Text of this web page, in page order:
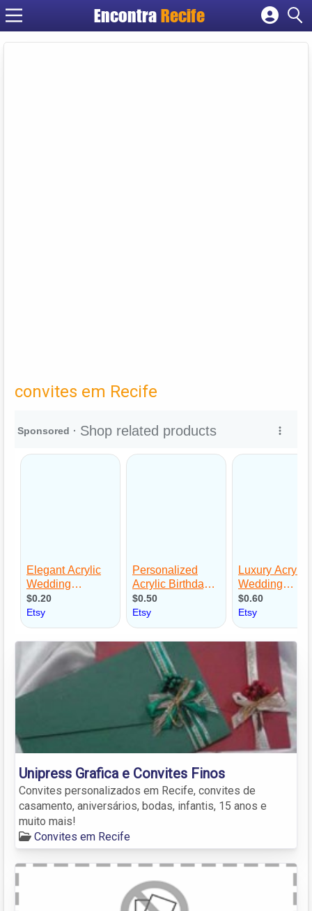
Encontra Recife
Cadastrar empresa
convites em Recife
Unipress Grafica e Convites Finos
Convites personalizados em Recife, convites de
casamento, aniversários, bodas, infantis, 15 anos e
muito mais!
Convites em Recife